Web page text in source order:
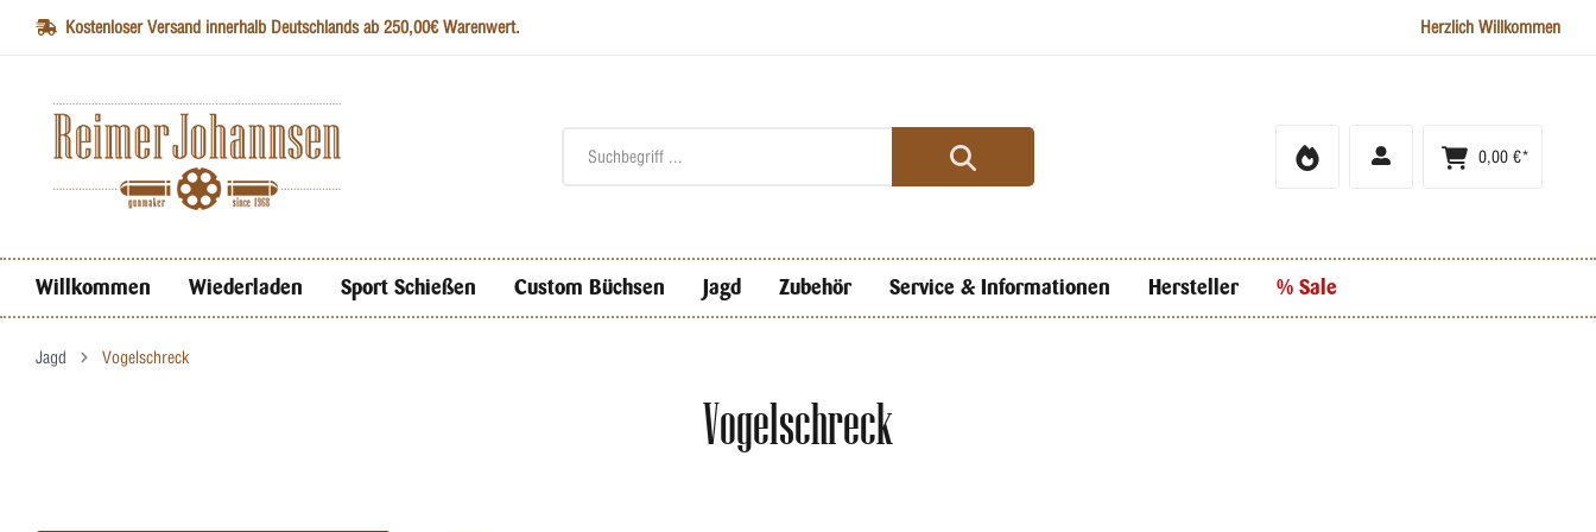
Kostenloser Versand innerhalb Deutschlands ab 250,00€ Warenwert. Herzlich Willkommen
0,00 €*
Willkommen Wiederladen Sport Schießen Custom Büchsen Jagd Zubehör Service & Informationen Hersteller % Sale
Jagd Vogelschreck
Vogelschreck